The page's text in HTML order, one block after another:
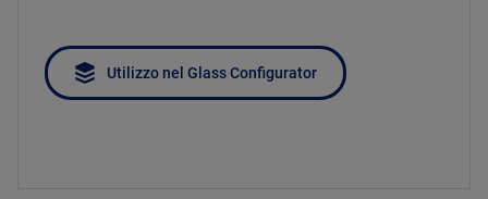
Utilizzo nel Glass Configurator